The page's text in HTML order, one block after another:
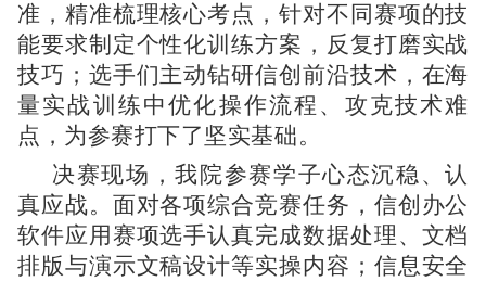
准，精准梳理核心考点，针对不同赛项的技
能要求制定个性化训练方案，反复打磨实战
技巧；选手们主动钻研信创前沿技术，在海
量实战训练中优化操作流程、攻克技术难
点，为参赛打下了坚实基础。
决赛现场，我院参赛学子心态沉稳、认
真应战。面对各项综合竞赛任务，信创办公
软件应用赛项选手认真完成数据处理、文档
排版与演示文稿设计等实操内容；信息安全